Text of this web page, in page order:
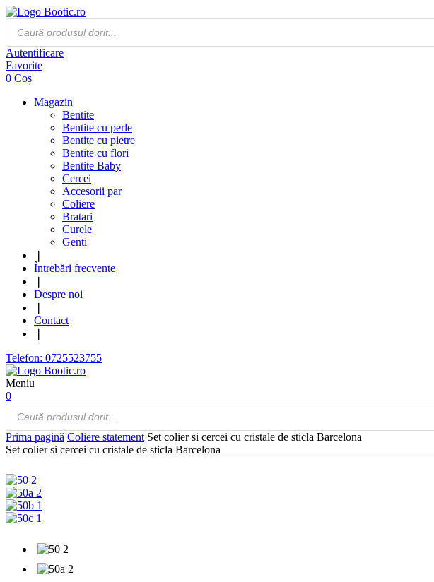
Products
search
Autentificare
Favorite
0 Coș
Magazin
Bentite
Bentite cu perle
Bentite cu pietre
Bentite cu flori
Bentite Baby
Cercei
Accesorii par
Coliere
Bratari
Curele
Genti
Întrebări frecvente
Despre noi
Contact
Telefon: 0725523755
Meniu
0
Products
search
Prima pagină Coliere statement Set colier si cercei cu cristale de sticla Barcelona
Set colier si cercei cu cristale de sticla Barcelona